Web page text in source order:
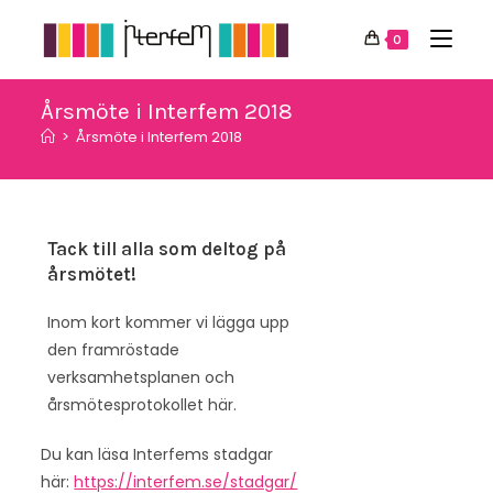
0
Årsmöte i Interfem 2018
> Årsmöte i Interfem 2018
Tack till alla som deltog på
årsmötet!
Inom kort kommer vi lägga upp
den framröstade
verksamhetsplanen och
årsmötesprotokollet här.
Du kan läsa Interfems stadgar
här:https://interfem.se/stadgar/